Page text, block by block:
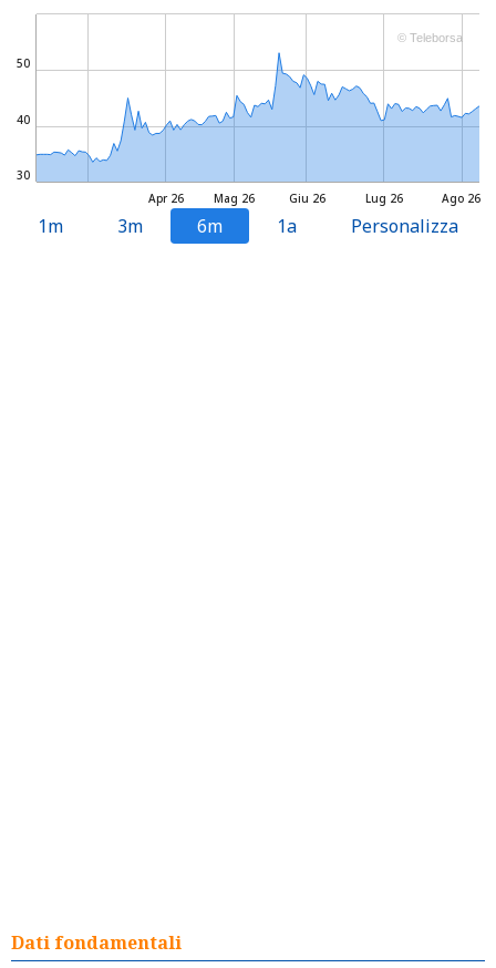
Mag 26 Lug 26
Apr 26 Giu 26 Ago 26
30
40
50
© Teleborsa
1m 3m 6m 1a Personalizza
Dati fondamentali